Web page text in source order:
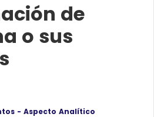
de
o sus
- Aspecto Analítico